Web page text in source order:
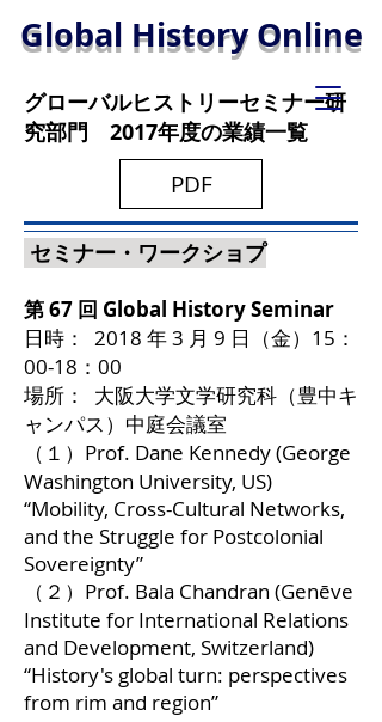
Global History Online
グローバルヒストリーセミナー研
究部門 2017年度の業績一覧
PDF
セミナー・ワークショプ
第 67 回 Global History Seminar
日時： 2018 年 3 月 9 日（金）15：
00-18：00
場所： 大阪大学文学研究科（豊中キ
ャンパス）中庭会議室
（１）Prof. Dane Kennedy (George
Washington University, US)
“Mobility, Cross-Cultural Networks,
and the Struggle for Postcolonial
Sovereignty”
（２）Prof. Bala Chandran (Genēve
Institute for International Relations
and Development, Switzerland)
“History's global turn: perspectives
from rim and region”